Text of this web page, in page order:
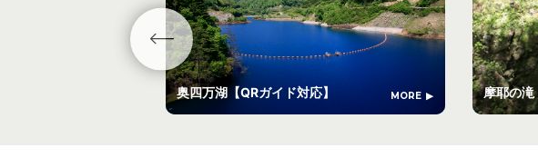
奥四万湖【QRガイド対応】 MORE 摩耶の滝